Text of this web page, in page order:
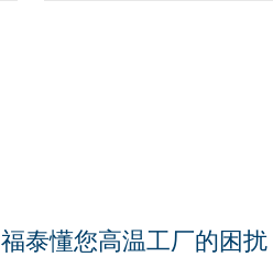
福泰懂您高温工厂的困